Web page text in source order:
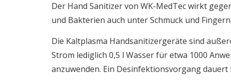
Der Hand Sanitizer von WK-MedTec wirkt
und Bakterien auch unter Schmuck und
Die Kaltplasma Handsanitizergeräte sind
Strom lediglich 0,5 l Wasser für etwa 1000
anzuwenden. Ein Desinfektionsvorgang dauert